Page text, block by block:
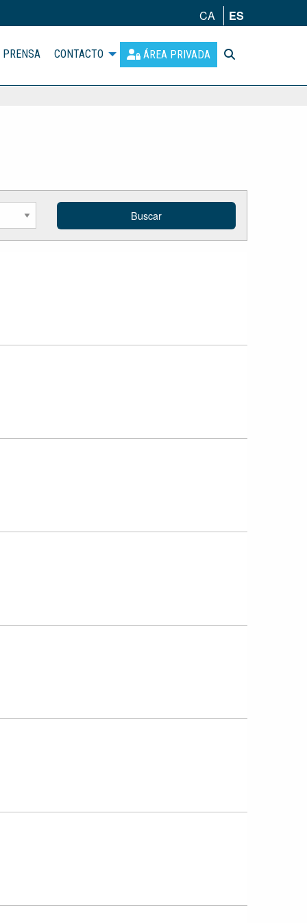
CA ES
PRENSA CONTACTO ÁREA PRIVADA